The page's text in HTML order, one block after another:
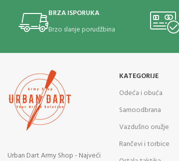
BRZA ISPORUKA
Brzo slanje porudžbina
Urban Dart Army Shop - Najveći
KATEGORIJE
Odeća i obuća
Samoodbrana
Vazdušno oružje
Rančevi i torbice